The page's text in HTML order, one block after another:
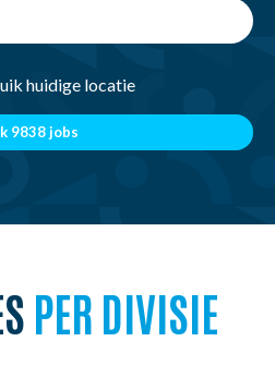
huidige locatie
PER DIVISIE